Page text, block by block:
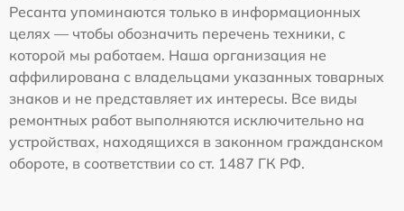
Ресанта упоминаются только в информационных
целях — чтобы обозначить перечень техники, с
которой мы работаем. Наша организация не
аффилирована с владельцами указанных товарных
знаков и не представляет их интересы. Все виды
ремонтных работ выполняются исключительно на
устройствах, находящихся в законном гражданском
обороте, в соответствии со ст. 1487 ГК РФ.